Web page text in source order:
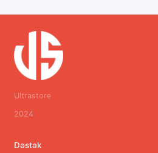
Ultrastore
2024
Dəstək